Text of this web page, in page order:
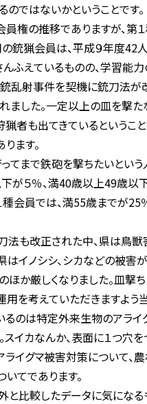
ではないかということです。
権の推移でありますが、第
銃猟会員は、平成９年度
ふえているものの、学習能
射事件を契機に銃刀法が
した。一定以上の皿を撃た
猟者も出てきているという
ます。
てまで鉄砲を撃ちたいとい
が５％、満40歳以上49歳
種会員では、満55歳までが
法も改正された中、県は鳥
イノシシ、シカなどの被
ほか厳しくなりました。皿
を考えていただきますよう
のは特定外来生物のアライ
イカなんか、表面に１つ穴
イグマ被害対策について、
てであります。
比較したデータに気になる